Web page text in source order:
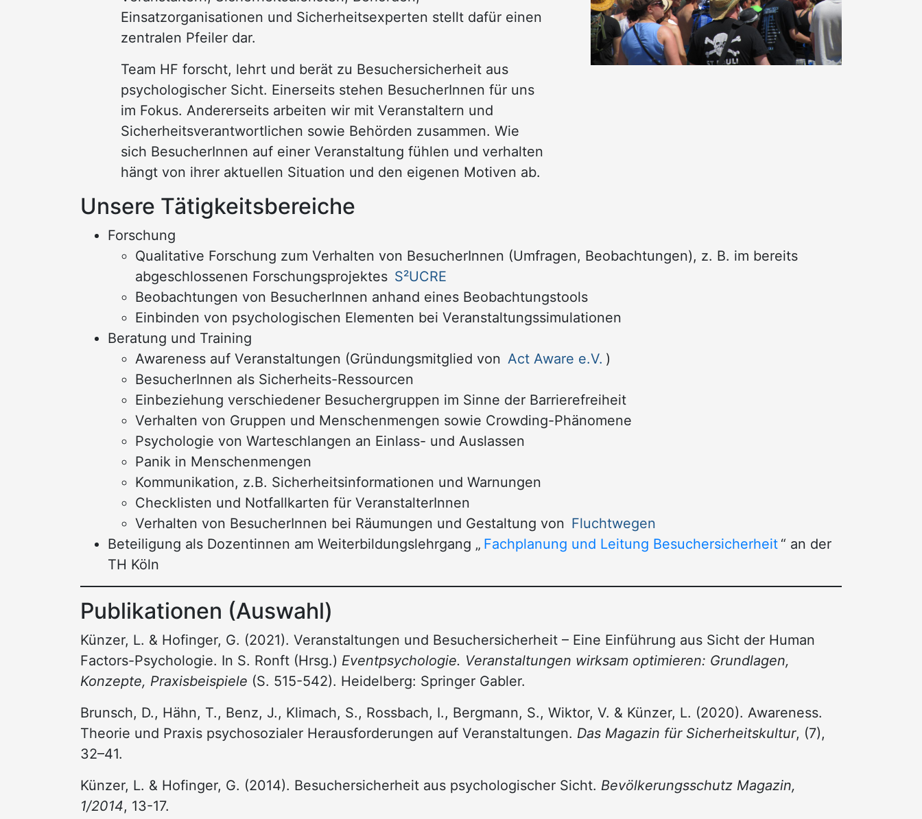
Einsatzorganisationen und Sicherheitsexperten stellt dafür einen
zentralen Pfeiler dar.
Team HF forscht, lehrt und berät zu Besuchersicherheit aus
psychologischer Sicht. Einerseits stehen BesucherInnen für uns
im Fokus. Andererseits arbeiten wir mit Veranstaltern und
Sicherheitsverantwortlichen sowie Behörden zusammen. Wie
sich BesucherInnen auf einer Veranstaltung fühlen und verhalten
hängt von ihrer aktuellen Situation und den eigenen Motiven ab.
Unsere Tätigkeitsbereiche
Forschung
Qualitative Forschung zum Verhalten von BesucherInnen (Umfragen, Beobachtungen), z. B. im bereits
abgeschlossenen Forschungsprojektes S²UCRE
Beobachtungen von BesucherInnen anhand eines Beobachtungstools
Einbinden von psychologischen Elementen bei Veranstaltungssimulationen
Beratung und Training
Awareness auf Veranstaltungen (Gründungsmitglied von Act Aware e.V. )
BesucherInnen als Sicherheits-Ressourcen
Einbeziehung verschiedener Besuchergruppen im Sinne der Barrierefreiheit
Verhalten von Gruppen und Menschenmengen sowie Crowding-Phänomene
Psychologie von Warteschlangen an Einlass- und Auslassen
Panik in Menschenmengen
Kommunikation, z.B. Sicherheitsinformationen und Warnungen
Checklisten und Notfallkarten für VeranstalterInnen
Verhalten von BesucherInnen bei Räumungen und Gestaltung von Fluchtwegen
Beteiligung als Dozentinnen am Weiterbildungslehrgang „ Fachplanung und Leitung Besuchersicherheit “ an der
TH Köln
Publikationen (Auswahl)
Künzer, L. & Hofinger, G. (2021). Veranstaltungen und Besuchersicherheit – Eine Einführung aus Sicht der Human
Factors-Psychologie. In S. Ronft (Hrsg.) Eventpsychologie. Veranstaltungen wirksam optimieren: Grundlagen,
Konzepte, Praxisbeispiele (S. 515-542). Heidelberg: Springer Gabler.
Brunsch, D., Hähn, T., Benz, J., Klimach, S., Rossbach, I., Bergmann, S., Wiktor, V. & Künzer, L. (2020). Awareness.
Theorie und Praxis psychosozialer Herausforderungen auf Veranstaltungen. Das Magazin für Sicherheitskultur, (7),
32–41.
Künzer, L. & Hofinger, G. (2014). Besuchersicherheit aus psychologischer Sicht. Bevölkerungsschutz Magazin,
1/2014, 13-17.